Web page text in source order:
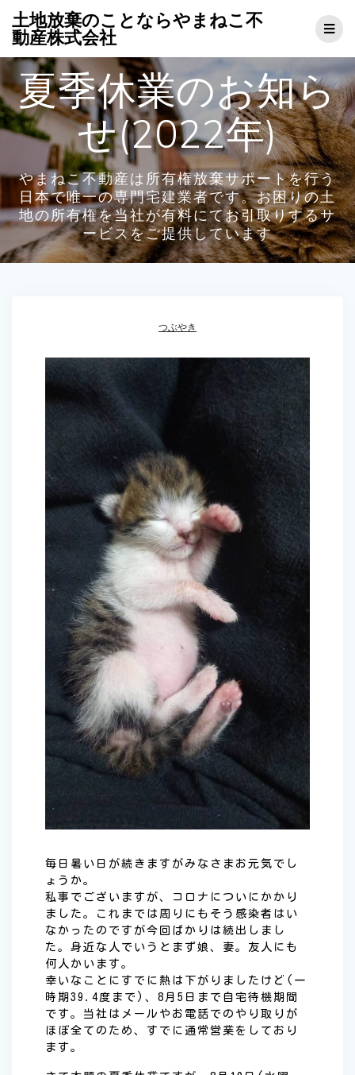
ン
ン
へ
ス
キ
ッ
プ
土地放棄のことならやまねこ不
動産株式会社
夏季休業のお知ら
せ(2022年)
やまねこ不動産は所有権放棄サポートを行う
日本で唯一の専門宅建業者です。お困りの土
地の所有権を当社が有料にてお引取りするサ
ービスをご提供しています
つぶやき
毎日暑い日が続きますがみなさまお元気でし
ょうか。
私事でございますが、コロナについにかかり
ました。これまでは周りにもそう感染者はい
なかったのですが今回ばかりは続出しまし
た。身近な人でいうとまず娘、妻。友人にも
何人かいます。
幸いなことにすでに熱は下がりましたけど(一
時期39.4度まで)、8月5日まで自宅待機期間
です。当社はメールやお電話でのやり取りが
ほぼ全てのため、すでに通常営業をしており
ます。